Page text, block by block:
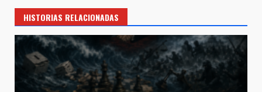
HISTORIAS RELACIONADAS